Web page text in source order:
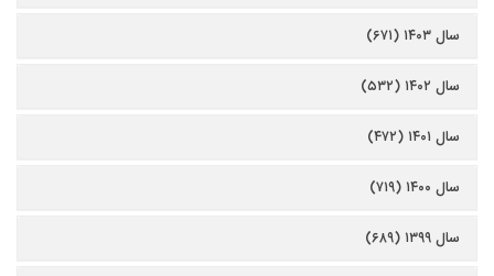
سال ۱۴۰۳ (۶۷۱)
سال ۱۴۰۲ (۵۳۲)
سال ۱۴۰۱ (۴۷۲)
سال ۱۴۰۰ (۷۱۹)
سال ۱۳۹۹ (۶۸۹)